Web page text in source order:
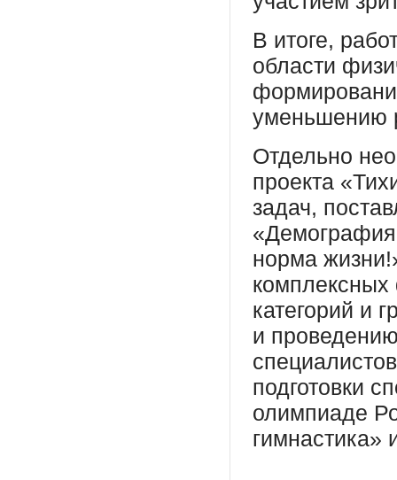
В итоге,
области
уменьшению
Отдельно
проекта
задач,
норма
комплексных
категорий и
и
подготовки
олимпиаде
гимнастика»